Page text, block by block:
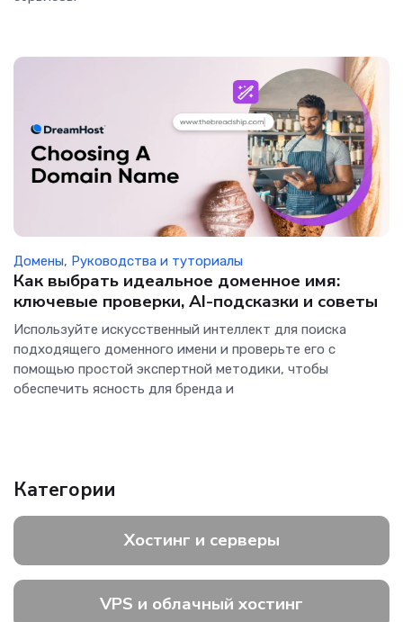
Домены, Руководства и туториалы
Как выбрать идеальное доменное имя:
ключевые проверки, AI-подсказки и советы
Используйте искусственный интеллект для поиска
подходящего доменного имени и проверьте его с
помощью простой экспертной методики, чтобы
обеспечить ясность для бренда и
Категории
Хостинг и серверы
VPS и облачный хостинг